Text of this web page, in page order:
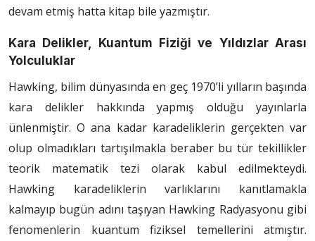
devam etmiş hatta kitap bile yazmıştır.
Kara Delikler, Kuantum Fiziği ve Yıldızlar Arası
Yolculuklar
Hawking, bilim dünyasında en geç 1970’li yılların başında
kara delikler hakkında yapmış olduğu yayınlarla
ünlenmiştir. O ana kadar karadeliklerin gerçekten var
olup olmadıkları tartışılmakla beraber bu tür tekillikler
teorik matematik tezi olarak kabul edilmekteydi.
Hawking karadeliklerin varlıklarını kanıtlamakla
kalmayıp bugün adını taşıyan Hawking Radyasyonu gibi
fenomenlerin kuantum fiziksel temellerini atmıştır.